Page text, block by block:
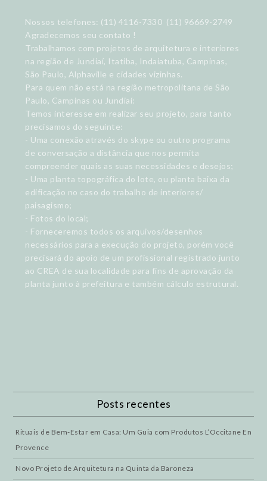
Nossos telefones: (11) 4116-7330 (11) 96669-2749
Agradecemos seu contato !
Trabalhamos com projetos de arquitetura e interiores
na região de Jundiaí, Itatiba, Indaiatuba, Campinas,
São Paulo, Alphaville e cidades vizinhas.
Para quem não está na região metropolitana de São
Paulo, Campinas ou Jundiaí:
Temos interesse em realizar seu projeto, para tanto
precisamos do seguinte:
- Uma conexão através do skype ou outro programa
de conversação a distância que nos permita
compreender quais as suas necessidades e desejos;
- Uma planta topográfica do lote, ou planta baixa da
edificação no caso do trabalho de interiores/
paisagismo;
- Fotos do local;
- Forneceremos todos os arquivos/desenhos
necessários para a execução do projeto, porém você
precisará do apoio de um profissional registrado junto
ao CREA de sua localidade para fins de aprovação da
planta junto à prefeitura e também cálculo estrutural.
Posts recentes
Rituais de Bem-Estar em Casa: Um Guia com Produtos L’Occitane En
Provence
Novo Projeto de Arquitetura na Quinta da Baroneza